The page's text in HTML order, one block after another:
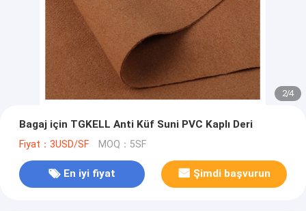
2/4
Bagaj için TGKELL Anti Küf Suni PVC Kaplı Deri
Fiyat：3USD/SF MOQ：5SF
En iyi fiyat Şimdi başvurun